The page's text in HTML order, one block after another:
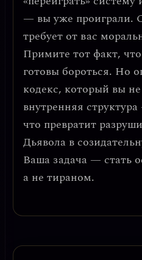
— вы уже проиграли.
требует от вас
Примите тот факт,
готовы бороться. Но
кодекс, который вы
внутренняя
что превратит
Дьявола в
Ваша задача — стать
а не тираном.